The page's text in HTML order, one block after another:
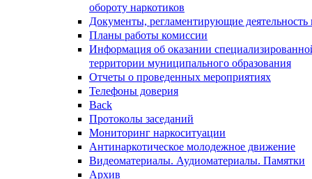
обороту наркотиков
Документы, регламентирующие деятельность
Планы работы комиссии
Информация об оказании
территории муниципального образования
Отчеты о проведенных мероприятиях
Телефоны доверия
Back
Протоколы заседаний
Мониторинг наркоситуации
Антинаркотическое молодежное движение
Видеоматериалы. Аудиоматериалы. Памятки
Архив